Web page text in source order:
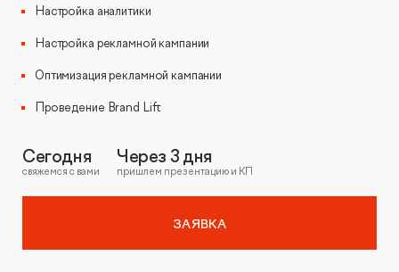
Настройка аналитики
Настройка рекламной кампании
Оптимизация рекламной кампании
Проведение Brand Lift
Сегодня
свяжемся с вами
Через 3 дня
пришлем презентацию и КП
ЗАЯВКА